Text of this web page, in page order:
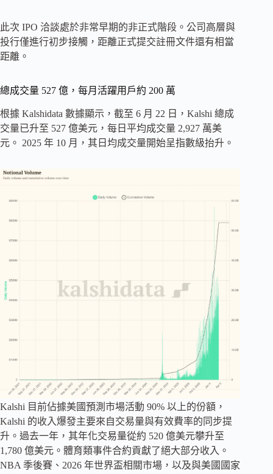
此次 IPO 洽談處於非常早期的非正式階段。公司高層與
投行僅進行初步接觸，距離正式提交註冊文件還有相當
距離。
總成交量 527 億，每月活躍用戶約 200 萬
根據 Kalshidata 數據顯示，截至 6 月 22 日，Kalshi 總成
交量已升至 527 億美元，每日平均成交量 2,927 萬美
元。 2025 年 10 月，其日均成交量開始呈指數級抬升。
Kalshi 目前佔據美國預測市場活動 90% 以上的份額，
Kalshi 的收入爆發主要來自交易量與有效費率的同步提
升。過去一年，其年化交易量從約 520 億美元攀升至
1,780 億美元。體育類事件合約貢獻了絕大部分收入。
NBA 季後賽、2026 年世界盃相關市場，以及與美國國家